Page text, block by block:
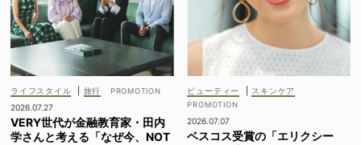
ライフスタイル
旅行
2026.07.27
VERY世代が金融教育家・田内
学さんと考える「なぜ今、NOT
ビューティー スキンケア
2026.07.07
ベスコス受賞の「エリクシー